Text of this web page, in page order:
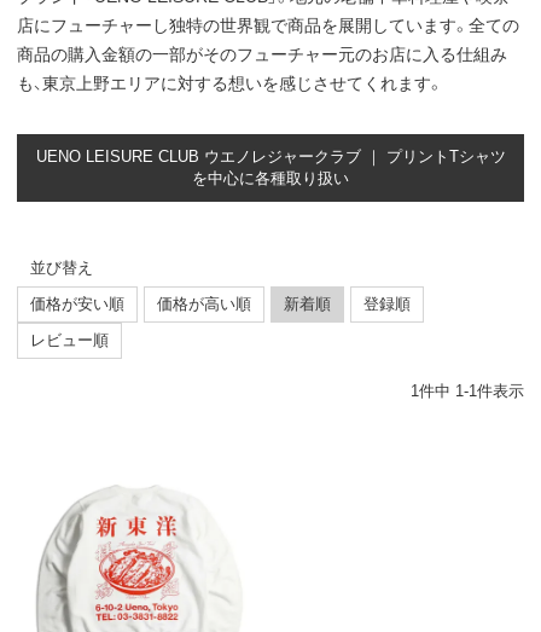
店にフューチャーし独特の世界観で商品を展開しています。全ての
商品の購入金額の一部がそのフューチャー元のお店に入る仕組み
も、東京上野エリアに対する想いを感じさせてくれます。
UENO LEISURE CLUB ウエノレジャークラブ ｜ プリントTシャツ
を中心に各種取り扱い
並び替え
価格が安い順
価格が高い順 新着順
登録順
レビュー順
1件中 1-1件表示